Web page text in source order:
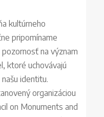
kultúrneho
pripomíname
pozornosť na význam
ktoré uchovávajú
identitu.
organizáciou
on Monuments and